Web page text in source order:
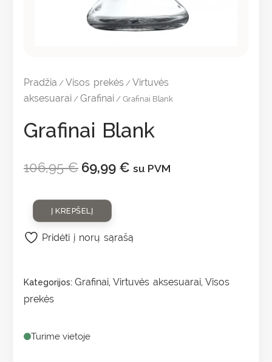
Pradžia /Visos prekės /Virtuvės
aksesuarai/Grafinai/ Grafinai Blank
Grafinai Blank
106,95€ 69,99 € su PVM
Į KREPŠELĮ
Kategorijos: Grafinai, Virtuvės aksesuarai, Visos
prekės
Turime vietoje
Pridėti į norų sąrašą